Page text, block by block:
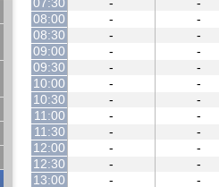
08:00
-
-
08:30
-
-
09:00
-
-
09:30
-
-
10:00
-
-
10:30
-
-
11:00
-
-
11:30
-
-
12:00
-
-
12:30
-
-
13:00
-
-